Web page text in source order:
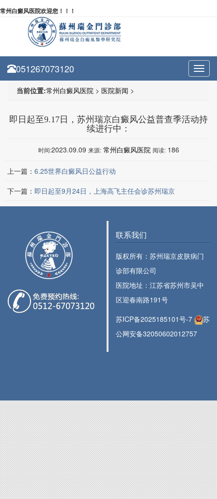
常州白癜风医院欢迎您！！！
051267073120
当前位置:常州白癜风医院 > 医院新闻 >
即日起至9.17日，苏州瑞京白癜风公益普查季活动持
续进行中：
时间:2023.09.09 来源: 常州白癜风医院 阅读: 186
上一篇： 6.25世界白癜风日公益行动
下一篇： 即日起至9月24日，上海高飞主任会诊苏州瑞京
联系我们
版权所有：苏州瑞京皮肤病门
诊部有限公司
医院地址：江苏省苏州市吴中
区迎春南路191号
苏ICP备2025185101号-7
苏
公网安备32050602012757